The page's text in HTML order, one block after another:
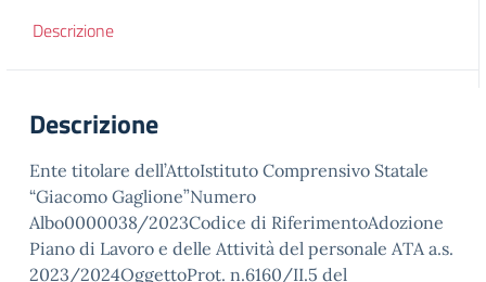
Descrizione
Descrizione
Ente titolare dell’AttoIstituto Comprensivo Statale
“Giacomo Gaglione”Numero
Albo0000038/2023Codice di RiferimentoAdozione
Piano di Lavoro e delle Attività del personale ATA a.s.
2023/2024OggettoProt. n.6160/II.5 del